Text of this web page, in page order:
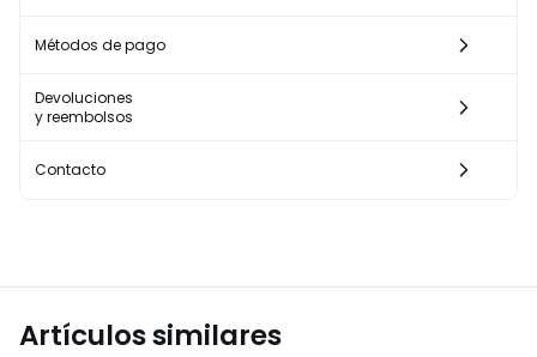
Métodos de pago
Devoluciones
y reembolsos
Contacto
Artículos similares